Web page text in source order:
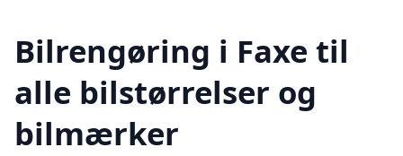
Bilrengøring i Faxe til
alle bilstørrelser og
bilmærker